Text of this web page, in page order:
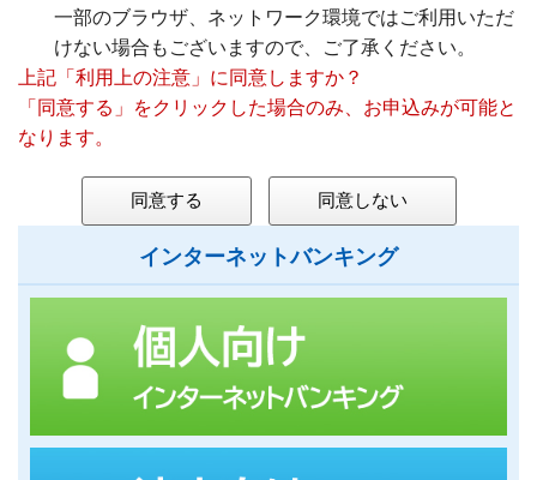
一部のブラウザ、ネットワーク環境ではご利用いただ
けない場合もございますので、ご了承ください。
上記「利用上の注意」に同意しますか？
「同意する」をクリックした場合のみ、お申込みが可能と
なります。
インターネットバンキング